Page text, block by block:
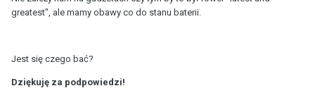
greatest", ale mamy obawy co do stanu baterii.
Jest się czego bać?
Dziękuję za podpowiedzi!